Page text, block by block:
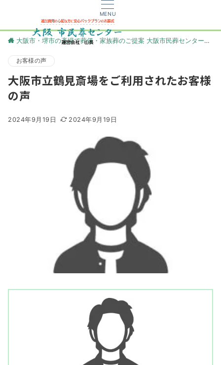
MENU
大阪市・堺市の斎場で葬儀・家族葬のご提案 大阪市民葬センター
お客様の声
大阪市立鶴見斎場をご利用されたお客様
の声
2024年9月19日 2024年9月19日